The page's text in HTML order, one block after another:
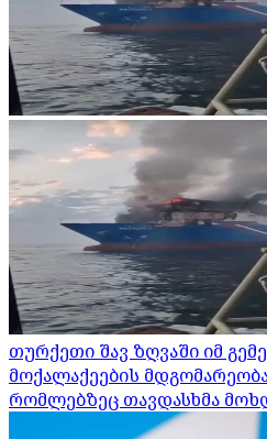
თურქეთი შავ ზღვაში იმ
მოქალაქეების
რომლებზეც თავდასხმა